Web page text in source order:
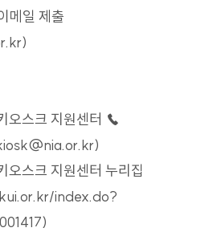
메일 제출
오스크 지원센터 ☎
오스크 지원센터 누리집
index.do?